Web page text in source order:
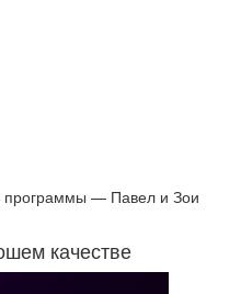
программы — Павел и Зои
качестве